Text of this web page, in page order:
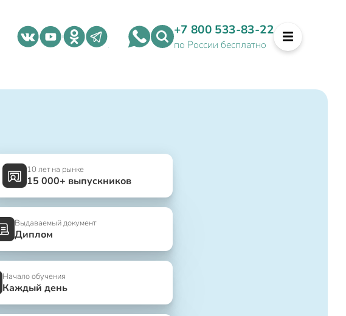
+7 800 533-83-22
по России бесплатно
10 лет на рынке
15 000+ выпускников
Выдаваемый документ
Диплом
Начало обучения
Каждый день